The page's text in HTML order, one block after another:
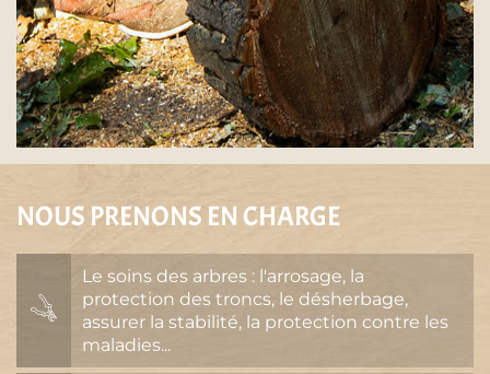
NOUS PRENONS EN CHARGE
Le soins des arbres : l'arrosage, la
protection des troncs, le désherbage,
assurer la stabilité, la protection contre les
maladies...